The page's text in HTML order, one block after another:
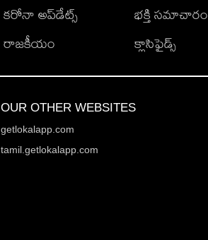
కరోనా అప్‌డేట్స్
రాజకీయం
భక్తి సమాచారం
క్లాసిఫైడ్స్
OUR OTHER WEBSITES
getlokalapp.com
tamil.getlokalapp.com